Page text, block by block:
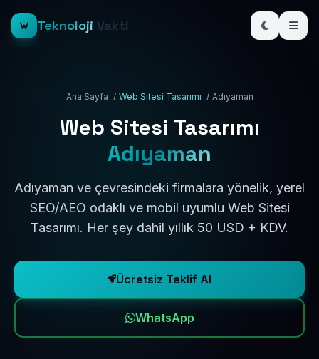
Teknoloji Vakti
Ana Sayfa / Web Sitesi Tasarımı / Adıyaman
Web Sitesi Tasarımı
Adıyaman
Adıyaman ve çevresindeki firmalara yönelik, yerel
SEO/AEO odaklı ve mobil uyumlu Web Sitesi
Tasarımı. Her şey dahil yıllık 50 USD + KDV.
Ücretsiz Teklif Al
WhatsApp